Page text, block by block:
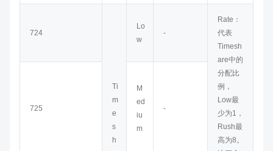
724
Ti
m
e
s
h
Lo
w
-
Rate：
代表
Timesh
are中的
分配比
例，
Low最
少为1，
Rush最
高为8。
725
M
ed
iu
m
-